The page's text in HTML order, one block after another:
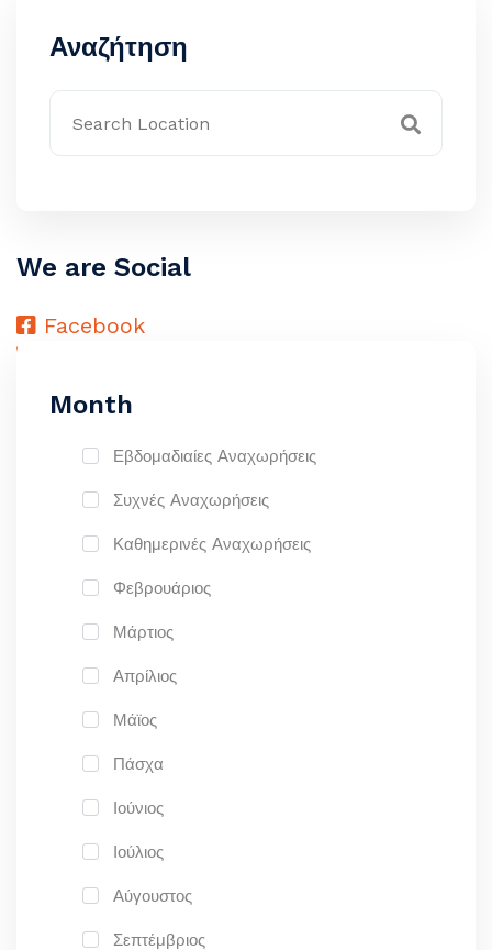
Αναζήτηση
We are Social
Facebook
Month
Εβδομαδιαίες Αναχωρήσεις
Συχνές Αναχωρήσεις
Καθημερινές Αναχωρήσεις
Φεβρουάριος
Μάρτιος
Απρίλιος
Μάϊος
Πάσχα
Ιούνιος
Ιούλιος
Αύγουστος
Σεπτέμβριος